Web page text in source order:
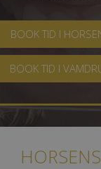
BOOK TID I
BOOK TID I
HORSENS